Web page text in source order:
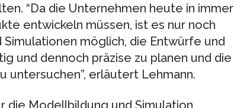
“Da die Unternehmen heute in immer
entwickeln müssen, ist es nur noch
möglich, die Entwürfe und
und dennoch präzise zu planen und die
untersuchen”, erläutert Lehmann.